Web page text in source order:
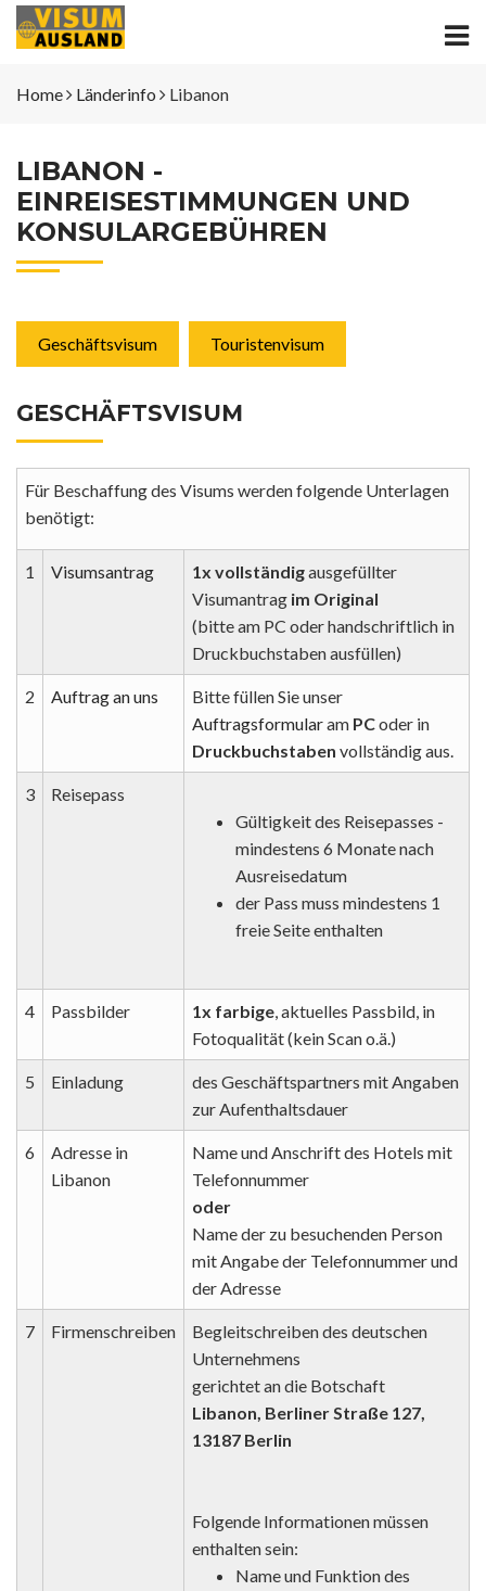
Home Länderinfo Libanon
LIBANON -
EINREISESTIMMUNGEN UND
KONSULARGEBÜHREN
Geschäftsvisum Touristenvisum
GESCHÄFTSVISUM
Für Beschaffung des Visums werden folgende Unterlagen
benötigt:
1 Visumsantrag 1x vollständigausgefüllter
Visumantrag im Original
(bitte am PC oder handschriftlich in
Druckbuchstaben ausfüllen)
2 Auftrag an uns
Bitte füllen Sie unser
Auftragsformularam PCoder in
Druckbuchstaben vollständig aus.
3
Reisepass
Gültigkeit des Reisepasses -
mindestens 6 Monate nach
Ausreisedatum
der Pass muss mindestens 1
freie Seite enthalten
4 Passbilder 1x farbige, aktuelles Passbild, in
Fotoqualität (kein Scan o.ä.)
5 Einladung
des Geschäftspartners mit Angaben
zur Aufenthaltsdauer
6
Adresse in
Libanon
Name und Anschrift des Hotels mit
Telefonnummer
oder
Name der zu besuchenden Person
mit Angabe der Telefonnummer und
der Adresse
7 Firmenschreiben
Begleitschreiben des deutschen
Unternehmens
gerichtet an die Botschaft
Libanon, Berliner Straße 127,
13187 Berlin
Folgende Informationen müssen
enthalten sein:
Name und Funktion des